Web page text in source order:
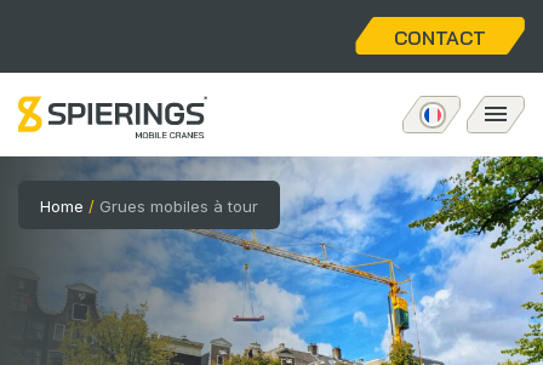
CONTACT
Grues mobiles à tour
Service
Home / Grues mobiles à tour